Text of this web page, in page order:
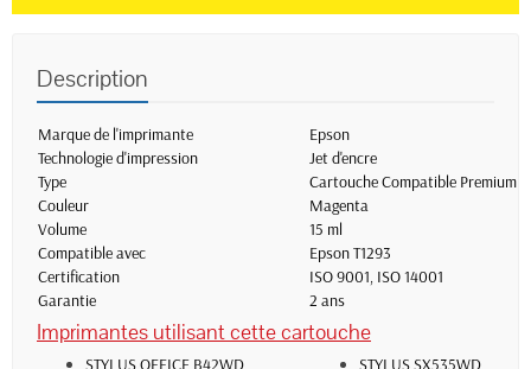
Description
Marque de l'imprimante
Epson
Technologie d'impression
Jet d'encre
Type
Cartouche Compatible Premium
Couleur
Magenta
Volume
15 ml
Compatible avec
Epson T1293
Certification
ISO 9001, ISO 14001
Garantie
2 ans
Imprimantes utilisant cette cartouche
STYLUS OFFICE B42WD STYLUS SX535WD